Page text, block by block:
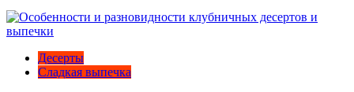
Десерты
Сладкая выпечка